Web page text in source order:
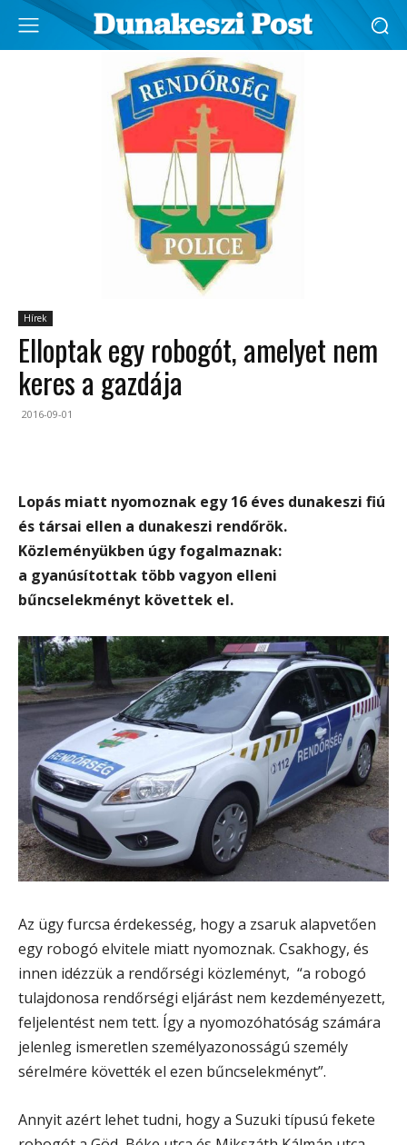
Hírek
Elloptak egy robogót, amelyet nem
keres a gazdája
2016-09-01
Lopás miatt nyomoznak egy 16 éves dunakeszi fiú
és társai ellen a dunakeszi rendőrök.
Közleményükben úgy fogalmaznak:
a gyanúsítottak több vagyon elleni
bűncselekményt követtek el.
Az ügy furcsa érdekesség, hogy a zsaruk alapvetően
egy robogó elvitele miatt nyomoznak. Csakhogy, és
innen idézzük a rendőrségi közleményt, “a robogó
tulajdonosa rendőrségi eljárást nem kezdeményezett,
feljelentést nem tett. Így a nyomozóhatóság számára
jelenleg ismeretlen személyazonosságú személy
sérelmére követték el ezen bűncselekményt”.
Annyit azért lehet tudni, hogy a Suzuki típusú fekete